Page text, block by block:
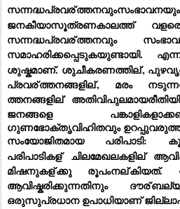
സന്നദ്ധപ്രവര്
ജനകീയാസൂത്രണകാലത്ത്
സന്നദ്ധപ്രവര്ത്തനവും
സമാഹരിക്കപ്പെടുകയുണ്ടായി.
ശുഷ്കമാണ്. ശുചീകരണത്തില്,
പ്രവര്ത്തനങ്ങളില്, മരം
ത്തനങ്ങളില്
ജനങ്ങളെ
ഗുണഭോക്തൃവിഹിതവും
സംയോജിതമായ പരിപാടി:
പരിപാടികള് ചിലമേഖലകളില്
മിഷനുകള്ക്കു രൂപംനല്കിയത്.
ആവിഷ്കരിക്കുന്നതിനും ദൗര്
ഒരുസുപ്രധാന ഉപാധിയാണ്